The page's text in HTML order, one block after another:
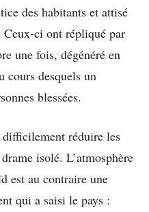
des habitants et attisé
ci ont répliqué par
une fois, dégénéré en
cours desquels un
blessées.
réduire les
isolé. L’atmosphère
est au contraire une
qui a saisi le pays :